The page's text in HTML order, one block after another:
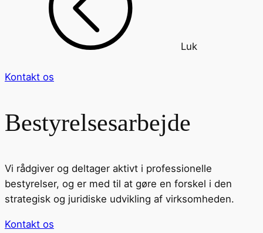
Luk
Kontakt os
Bestyrelsesarbejde
Vi rådgiver og deltager aktivt i professionelle
bestyrelser, og er med til at gøre en forskel i den
strategisk og juridiske udvikling af virksomheden.
Kontakt os